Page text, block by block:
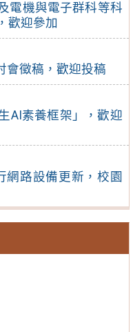
電機與電子群科等科
歡迎參加
會徵稿，歡迎投稿
AI素養框架」，歡迎
網路設備更新，校園